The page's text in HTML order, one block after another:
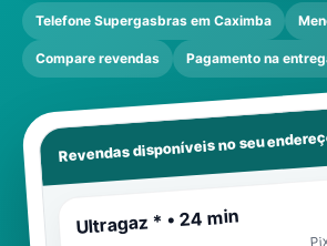
Telefone Supergasbras em Caximba
Compare revendas Pagamento na
Revendas disponíveis no seu
Ultragaz * • 24 min